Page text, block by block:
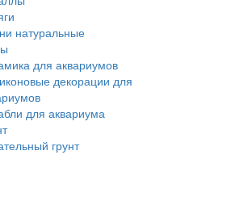
натуральные
для аквариумов
декорации для
для аквариума
грунт